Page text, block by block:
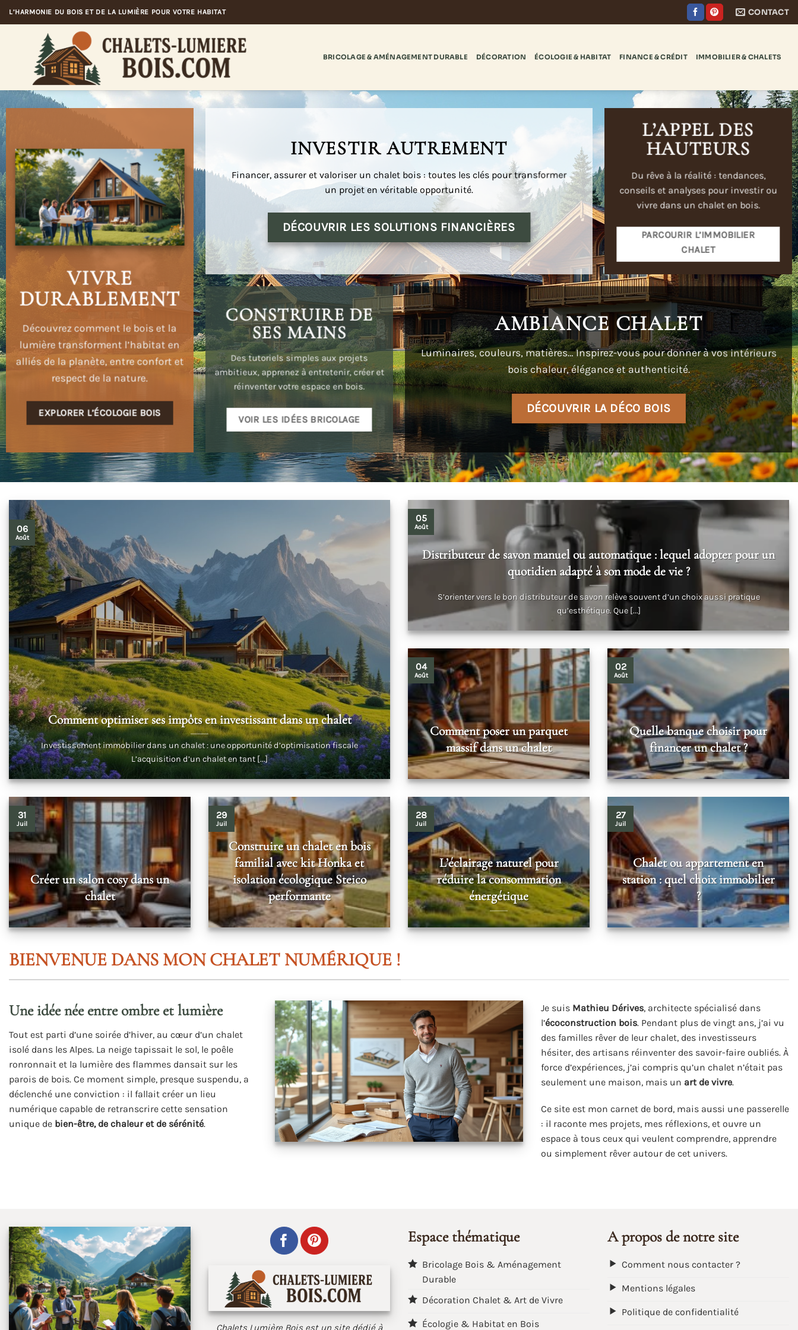
Passer
au
L’HARMONIE DU BOIS ET DE LA LUMIÈRE POUR VOTRE HABITAT CONTACT
BRICOLAGE & AMÉNAGEMENT DURABLE DÉCORATION ÉCOLOGIE & HABITAT FINANCE & CRÉDIT IMMOBILIER & CHALETS
VIVRE
DURABLEMENT
Découvrez comment le bois et la
lumière transforment l’habitat en
alliés de la planète, entre confort et
respect de la nature.
EXPLORER L’ÉCOLOGIE BOIS
INVESTIR AUTREMENT
Financer, assurer et valoriser un chalet bois : toutes les clés pour transformer
un projet en véritable opportunité.
DÉCOUVRIR LES SOLUTIONS FINANCIÈRES
L’APPEL DES
HAUTEURS
Du rêve à la réalité : tendances,
conseils et analyses pour investir ou
vivre dans un chalet en bois.
PARCOURIR L’IMMOBILIER
CHALET
CONSTRUIRE DE
SES MAINS
Des tutoriels simples aux projets
ambitieux, apprenez à entretenir, créer et
réinventer votre espace en bois.
VOIR LES IDÉES BRICOLAGE
AMBIANCE CHALET
Luminaires, couleurs, matières… Inspirez-vous pour donner à vos intérieurs
bois chaleur, élégance et authenticité.
DÉCOUVRIR LA DÉCO BOIS
Comment optimiser ses impôts en investissant dans un chalet
Investissement immobilier dans un chalet : une opportunité d’optimisation fiscale
L’acquisition d’un chalet en tant [...]
06
Août
Distributeur de savon manuel ou automatique : lequel adopter pour un
quotidien adapté à son mode de vie ?
S’orienter vers le bon distributeur de savon relève souvent d’un choix aussi pratique
qu’esthétique. Que [...]
05
Août
Comment poser un parquet
massif dans un chalet
04
Août
Quelle banque choisir pour
financer un chalet ?
02
Août
Créer un salon cosy dans un
chalet
31
Juil
Construire un chalet en bois
familial avec kit Honka et
isolation écologique Steico
performante
29
Juil
L’éclairage naturel pour
réduire la consommation
énergétique
28
Juil
Chalet ou appartement en
station : quel choix immobilier
?
27
Juil
BIENVENUE DANS MON CHALET NUMÉRIQUE !
Une idée née entre ombre et lumière
Tout est parti d’une soirée d’hiver, au cœur d’un chalet
isolé dans les Alpes. La neige tapissait le sol, le poêle
ronronnait et la lumière des flammes dansait sur les
parois de bois. Ce moment simple, presque suspendu, a
déclenché une conviction : il fallait créer un lieu
numérique capable de retranscrire cette sensation
unique de bien-être, de chaleur et de sérénité.
Je suis Mathieu Dérives, architecte spécialisé dans
l’écoconstruction bois. Pendant plus de vingt ans, j’ai vu
des familles rêver de leur chalet, des investisseurs
hésiter, des artisans réinventer des savoir-faire oubliés. À
force d’expériences, j’ai compris qu’un chalet n’était pas
seulement une maison, mais un art de vivre.
Ce site est mon carnet de bord, mais aussi une passerelle
: il raconte mes projets, mes réflexions, et ouvre un
espace à tous ceux qui veulent comprendre, apprendre
ou simplement rêver autour de cet univers.
Chalets Lumière Bois est un site dédié à
Espace thématique
Bricolage Bois & Aménagement
Durable
Décoration Chalet & Art de Vivre
Écologie & Habitat en Bois
A propos de notre site
Comment nous contacter ?
Mentions légales
Politique de confidentialité